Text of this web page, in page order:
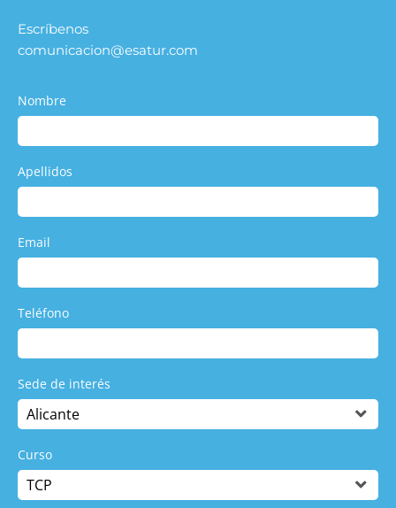
Escríbenos
comunicacion@esatur.com
Nombre
Apellidos
Email
Teléfono
Sede de interés
Curso